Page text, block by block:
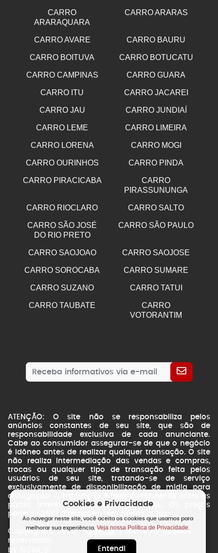
CARRO
ARARAQUARA
CARRO ARARAS
CARRO AVARE CARRO BAURU
CARRO BOITUVA CARRO BOTUCATU
CARRO CAMPINAS CARRO GUARA
CARRO ITU CARRO JACAREI
CARRO JAU CARRO JUNDIAÍ
CARRO LEME CARRO LIMEIRA
CARRO LORENA CARRO MOGI
CARRO OURINHOS CARRO PINDA
CARRO PIRACICABA
CARRO
PIRASSUNUNGA
CARRO RIOCLARO CARRO SALTO
CARRO SÃO JOSÉ
DO RIO PRETO
CARRO SÃO PAULO
CARRO SAOJOAO CARRO SAOJOSE
CARRO SOROCABA CARRO SUMARE
CARRO SUZANO CARRO TATUI
CARRO TAUBATE
CARRO
VOTORANTIM
ATENÇÃO: O site não se responsabiliza pelos
anúncios constantes de seu site, que são de
responsabilidade exclusiva de cada anunciante.
Cabe ao consumidor assegurar-se de que o negócio
é idôneo antes de realizar qualquer transação. O site
não realiza intermediação das vendas e compras,
trocas ou qualquer tipo de transação feita pelos
usuários de seu site, tratando-se de serviço
exclusivamente de disponibilização de mídia para
divulgação. A transação é feita diretamente entre as
partes interessadas. Fotos ilustrativas. Os preços
podem sofrer alterações sem prévio aviso.
Copyright © 2026 -CarroSP| Todos os direitos
reservados.
by
Cookies e Privacidade
Ao navegar neste site, você aceita os cookies que usamos para
melhorar sua experiência.Veja nossa Política de Privacidade.
Entendi